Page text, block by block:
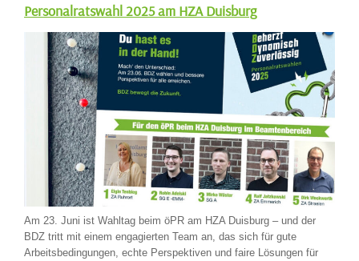
Personalratswahl 2025 am HZA Duisburg
Am 23. Juni ist Wahltag beim öPR am HZA Duisburg – und der
BDZ tritt mit einem engagierten Team an, das sich für gute
Arbeitsbedingungen, echte Perspektiven und faire Lösungen für